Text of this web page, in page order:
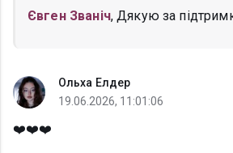
Євген Званіч, Дякую за
Ольха Елдер
19.06.2026, 11:01:06
❤️❤️❤️